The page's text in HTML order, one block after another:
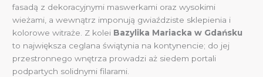
fasadą z dekoracyjnymi maswerkami oraz wysokimi
wieżami, a wewnątrz imponują gwiaździste sklepienia i
kolorowe witraże. Z kolei Bazylika Mariacka w Gdańsku
to największa ceglana świątynia na kontynencie; do jej
przestronnego wnętrza prowadzi aż siedem portali
podpartych solidnymi filarami.